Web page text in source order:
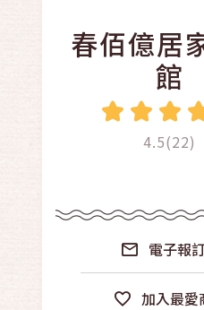
春佰億居
館
4.5(22)
電子報
加入最愛